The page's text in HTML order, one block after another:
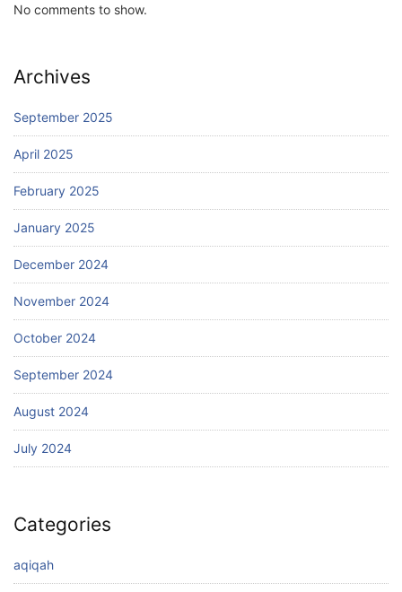
No comments to show.
Archives
September 2025
April 2025
February 2025
January 2025
December 2024
November 2024
October 2024
September 2024
August 2024
July 2024
Categories
aqiqah